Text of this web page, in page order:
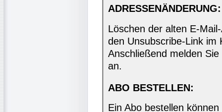
ADRESSENÄNDERUNG:
Löschen der alten E-
den Unsubscribe-Link im
Anschließend melden
an.
ABO BESTELLEN:
Ein Abo bestellen